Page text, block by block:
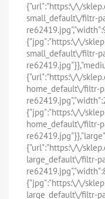
{"url":"https:\/\/
small_default\/filtr-
{"jpg":"https:\/\/
small_default\/filtr-
{"url":"https:\/\/
home_default\/filtr-
{"jpg":"https:\/\/
home_default\/filtr-
{"url":"https:\/\/
large_default\/filtr-
{"jpg":"https:\/\/
large_default\/filtr-